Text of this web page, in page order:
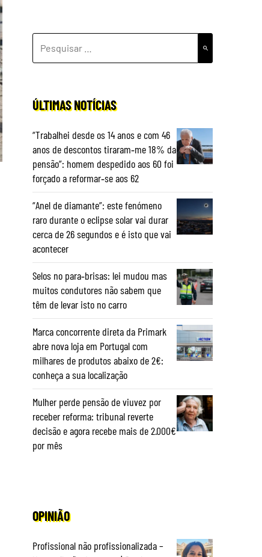
POR:
ÚLTIMAS NOTÍCIAS
“Trabalhei desde os 14 anos e com 46
anos de descontos tiraram‑me 18% da
pensão”: homem despedido aos 60 foi
forçado a reformar‑se aos 62
“Anel de diamante”: este fenómeno
raro durante o eclipse solar vai durar
cerca de 26 segundos e é isto que vai
acontecer
Selos no para‑brisas: lei mudou mas
muitos condutores não sabem que
têm de levar isto no carro
Marca concorrente direta da Primark
abre nova loja em Portugal com
milhares de produtos abaixo de 2€:
conheça a sua localização
Mulher perde pensão de viuvez por
receber reforma: tribunal reverte
decisão e agora recebe mais de 2.000€
por mês
OPINIÃO
Profissional não profissionalizada –